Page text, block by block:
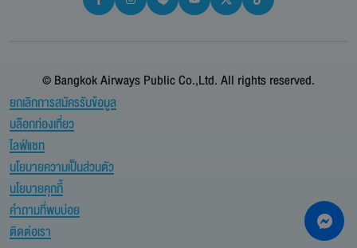
© Bangkok Airways Public Co.,Ltd. All rights reserved.
ยกเลิกการสมัครรับข้อมูล
บล๊อกท่องเที่ยว
ไลฟ์แชท
นโยบายความเป็นส่วนตัว
นโยบายคุกกี้
คำถามที่พบบ่อย
ติดต่อเรา